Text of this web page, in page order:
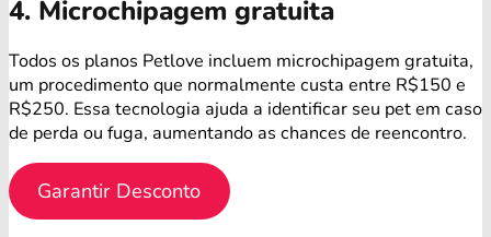
4. Microchipagem gratuita
Todos os planos Petlove incluem microchipagem gratuita,
um procedimento que normalmente custa entre R$150 e
R$250. Essa tecnologia ajuda a identificar seu pet em caso
de perda ou fuga, aumentando as chances de reencontro.
Garantir Desconto